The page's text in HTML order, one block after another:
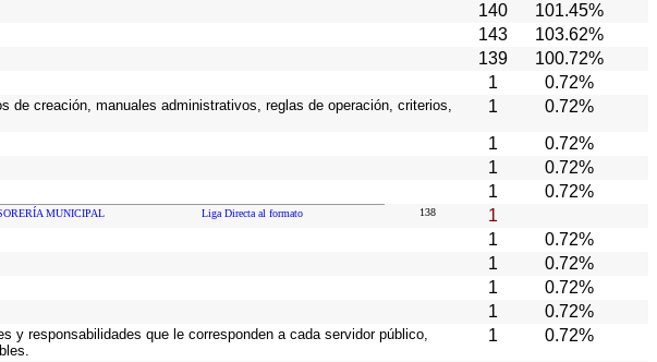
140 101.45%
143 103.62%
139 100.72%
1 0.72%
creación, manuales administrativos, reglas de operación, criterios,
1 0.72%
1 0.72%
1 0.72%
1 0.72%
MUNICIPAL Liga Directa al formato 138 1
1 0.72%
1 0.72%
1 0.72%
1 0.72%
y responsabilidades que le corresponden a cada servidor público,
1 0.72%